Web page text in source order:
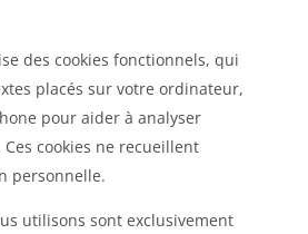
des cookies fonctionnels, qui
placés sur votre ordinateur,
pour aider à analyser
cookies ne recueillent
personnelle.
utilisons sont exclusivement